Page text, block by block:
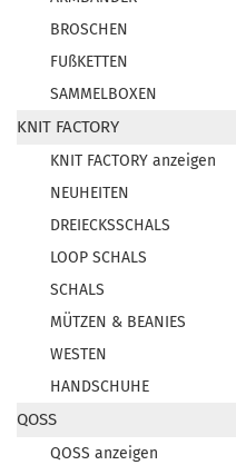
BROSCHEN
FUßKETTEN
SAMMELBOXEN
KNIT FACTORY
KNIT FACTORY anzeigen
NEUHEITEN
DREIECKSSCHALS
LOOP SCHALS
SCHALS
MÜTZEN & BEANIES
WESTEN
HANDSCHUHE
QOSS
QOSS anzeigen